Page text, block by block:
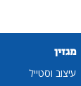
מגזין
עיצוב וסטייל